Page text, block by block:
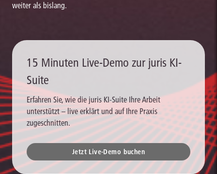
weiter als bislang.
15 Minuten Live-Demo zur juris KI-
Suite
Erfahren Sie, wie die juris KI-Suite Ihre Arbeit
unterstützt – live erklärt und auf Ihre Praxis
zugeschnitten.
Jetzt Live-Demo buchen